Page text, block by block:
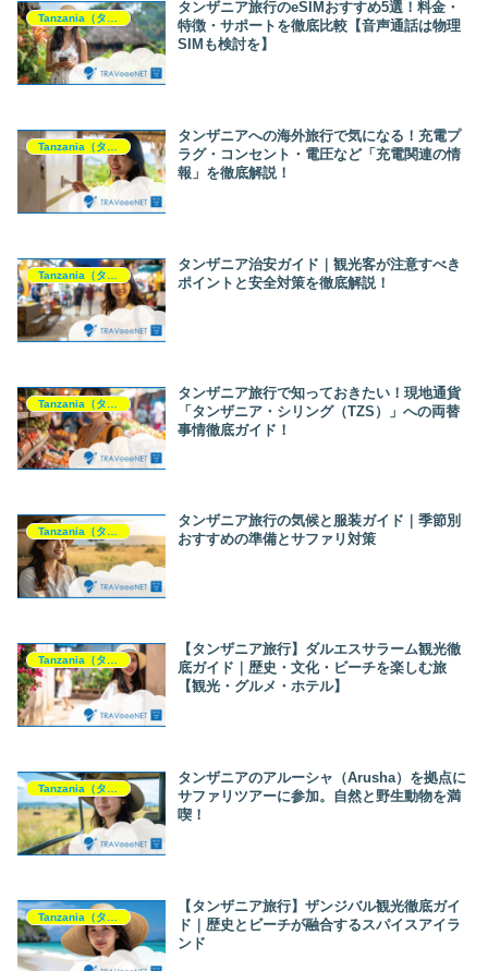
Tanzania（タンザニア）
タンザニア旅行のeSIMおすすめ5選！料金・
特徴・サポートを徹底比較【音声通話は物理
SIMも検討を】
タンザニアへの海外旅行で気になる！充電プ
ラグ・コンセント・電圧など「充電関連の情
報」を徹底解説！
タンザニア治安ガイド｜観光客が注意すべき
ポイントと安全対策を徹底解説！
タンザニア旅行で知っておきたい！現地通貨
「タンザニア・シリング（TZS）」への両替
事情徹底ガイド！
Tanzania（タンザニア）
タンザニア旅行の気候と服装ガイド｜季節別
おすすめの準備とサファリ対策
【タンザニア旅行】ダルエスサラーム観光徹
底ガイド｜歴史・文化・ビーチを楽しむ旅
【観光・グルメ・ホテル】
タンザニアのアルーシャ（Arusha）を拠点に
サファリツアーに参加。自然と野生動物を満
喫！
【タンザニア旅行】ザンジバル観光徹底ガイ
ド｜歴史とビーチが融合するスパイスアイラ
ンド